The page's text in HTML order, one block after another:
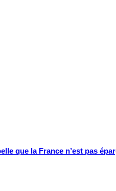
que la France n’est pas